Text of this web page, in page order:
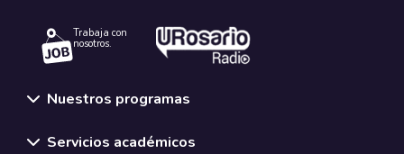
Trabaja con
nosotros.
Nuestros programas
Servicios académicos